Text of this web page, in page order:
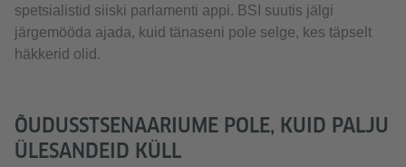
spetsialistid siiski parlamenti appi. BSI suutis jälgi
järgemööda ajada, kuid tänaseni pole selge, kes täpselt
häkkerid olid.
ÕUDUSSTSENAARIUME POLE, KUID PALJU
ÜLESANDEID KÜLL